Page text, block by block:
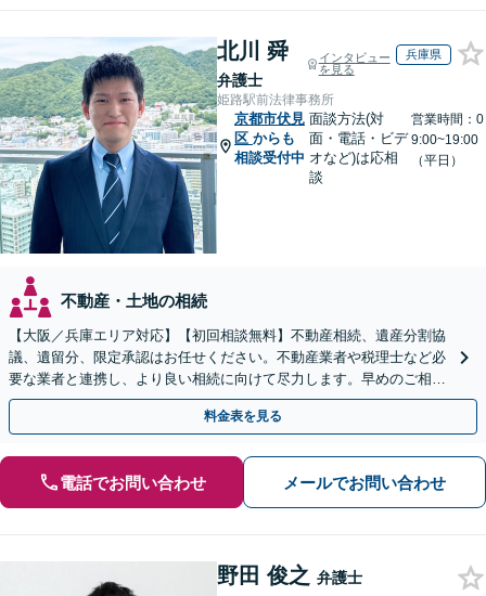
北川 舜
弁護士
インタビュー
を見る
兵庫県
姫路駅前法律事務所
京都市伏見
区 からも
相談受付中
面談方法(対
面・電話・ビデ
オなど)は応相
談
営業時間：0
9:00~19:00
（平日）
不動産・土地の相続
【大阪／兵庫エリア対応】【初回相談無料】不動産相続、遺産分割協
議、遺留分、限定承認はお任せください。不動産業者や税理士など必
要な業者と連携し、より良い相続に向けて尽力します。早めのご相談
が複雑化を防ぐカギとなります【休日相談可】
料金表を見る
電話でお問い合わせ メールでお問い合わせ
野田 俊之 弁護士